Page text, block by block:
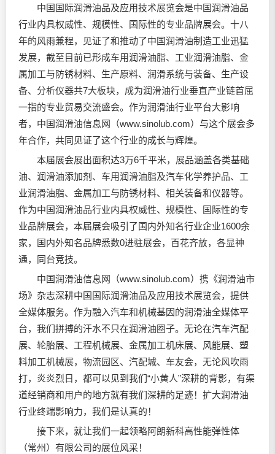
中国国际润滑油品及应用技术展览会是中国润滑油品
行业内具权威性、规模性、国际性的专业品牌展会。十八
年的风雨兼程，见证了和推动了中国润滑油制造工业迅猛
发展，截至目前已形成车用润滑油脂、工业润滑油脂、金
属加工与防锈材料、生产原料、润滑系统与装备、生产设
备、分析仪器共7大板块，成为润滑油行业垂直产业链首屈
一指的专业贸易交流盛会。作为润滑油行业平台大影响
者，中国润滑油信息网（www.sinolub.com）与这个展会多
年合作，共同见证了这个行业的成长与辉煌。
本届展会展出面积达3万6千平米，展品涵盖各类基础
油、润滑油添加剂、车用润滑油脂及汽车化学养护品、工
业润滑油脂、金属加工与防锈材料、相关装备和仪器等。
作为中国润滑油品行业内具权威性、规模性、国际性的专
业品牌展会，本届展会吸引了国内外知名行业企业1600余
家，国内外知名品牌悉数0进驻展会，百花齐放，各显神
通，同台竞技。
中国润滑油信息网（www.sinolub.com）携《润滑油市
场》杂志深耕中国国际润滑油品及应用技术展览会，提供
全媒体服务。作为融入汽车和机械基因的润滑油全媒体平
台，我们拼搏的汗水不只在润滑油圈子。无论在汽车汽配
展、轮胎展、工程机械展、金属加工机床展、风能展、塑
料加工机械展，物流园区、汽配城、车友会，无论风吹雨
打，炎炎烈日，都可以见到我们“小黄人”深耕的背影，有渠
道经销商和用户的地方就有我们深耕的足迹！扩大润滑油
行业终端影响力，我们是认真的！
接下来，就让我们一起领略阿朗新科高性能弹性体
（常州）有限公司的展位风采！